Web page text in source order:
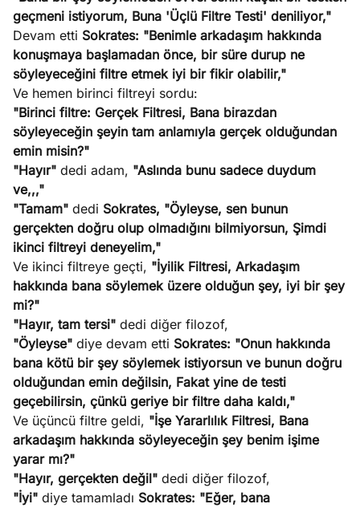
geçmeni istiyorum, Buna 'Üçlü Filtre Testi' deniliyor,"
Devam etti Sokrates: "Benimle arkadaşım hakkında
konuşmaya başlamadan önce, bir süre durup ne
söyleyeceğini filtre etmek iyi bir fikir olabilir,"
Ve hemen birinci filtreyi sordu:
"Birinci filtre: Gerçek Filtresi, Bana birazdan
söyleyeceğin şeyin tam anlamıyla gerçek olduğundan
emin misin?"
"Hayır" dedi adam, "Aslında bunu sadece duydum
ve,,,"
"Tamam" dedi Sokrates, "Öyleyse, sen bunun
gerçekten doğru olup olmadığını bilmiyorsun, Şimdi
ikinci filtreyi deneyelim,"
Ve ikinci filtreye geçti, "İyilik Filtresi, Arkadaşım
hakkında bana söylemek üzere olduğun şey, iyi bir şey
mi?"
"Hayır, tam tersi" dedi diğer filozof,
"Öyleyse" diye devam etti Sokrates: "Onun hakkında
bana kötü bir şey söylemek istiyorsun ve bunun doğru
olduğundan emin değilsin, Fakat yine de testi
geçebilirsin, çünkü geriye bir filtre daha kaldı,"
Ve üçüncü filtre geldi, "İşe Yararlılık Filtresi, Bana
arkadaşım hakkında söyleyeceğin şey benim işime
yarar mı?"
"Hayır, gerçekten değil" dedi diğer filozof,
"İyi" diye tamamladı Sokrates: "Eğer, bana